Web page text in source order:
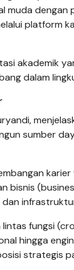
dengan
platform
akademik
dalam
sumber
bisnis
lintas fungsi
hingga
strategis